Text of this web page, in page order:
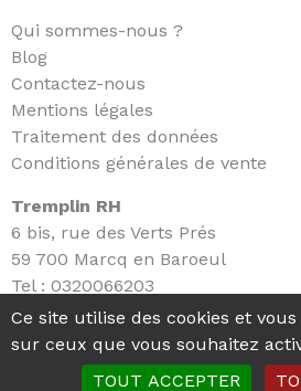
Qui sommes-nous ?
Blog
Contactez-nous
Mentions légales
Traitement des données
Conditions générales de vente
Tremplin RH
6 bis, rue des Verts Prés
59 700 Marcq en Baroeul
Tel : 0320066203
Email : hello@tremplin-rh.com
Copyright 2026 © Tremplin RH –
Ce site utilise des cookies et
sur ceux que vous souhaitez
TOUT ACCEPTER